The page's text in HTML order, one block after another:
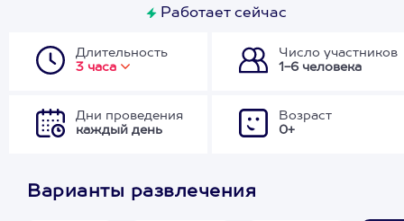
Работает сейчас
Длительность
3 часа
Число участников
1-6 человека
Дни проведения
каждый день
Возраст
0+
Варианты развлечения